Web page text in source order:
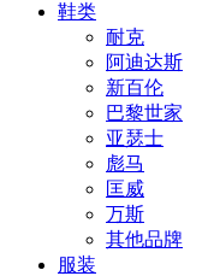
鞋类
耐克
阿迪达斯
新百伦
巴黎世家
亚瑟士
彪马
匡威
万斯
其他品牌
服装